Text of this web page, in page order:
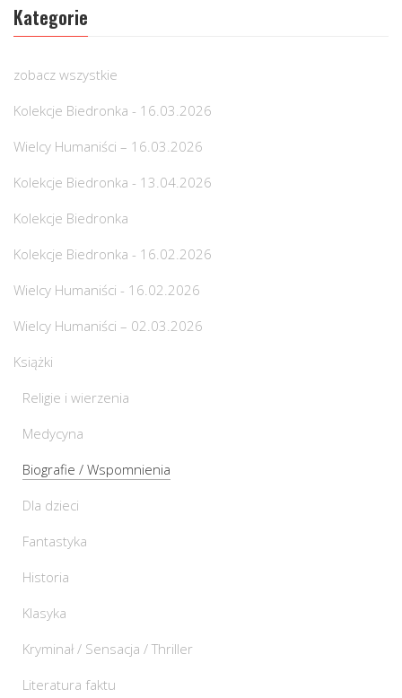
Kategorie
zobacz wszystkie
Kolekcje Biedronka - 16.03.2026
Wielcy Humaniści – 16.03.2026
Kolekcje Biedronka - 13.04.2026
Kolekcje Biedronka
Kolekcje Biedronka - 16.02.2026
Wielcy Humaniści - 16.02.2026
Wielcy Humaniści – 02.03.2026
Książki
Religie i wierzenia
Medycyna
Biografie / Wspomnienia
Dla dzieci
Fantastyka
Historia
Klasyka
Kryminał / Sensacja / Thriller
Literatura faktu